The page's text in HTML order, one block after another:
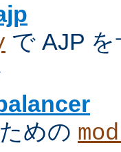
で AJP
めの